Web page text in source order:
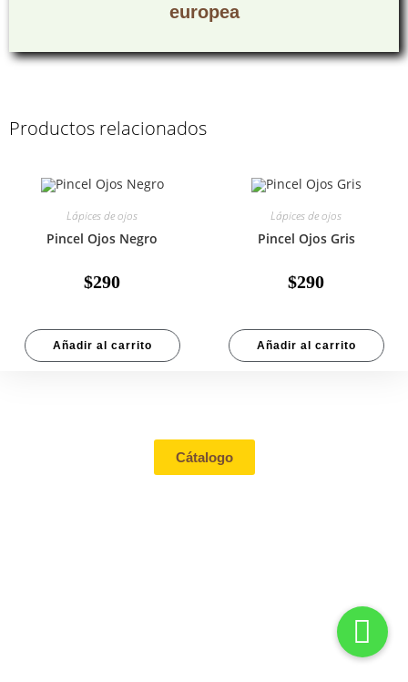
europea
Productos relacionados
Lápices de ojos
Pincel Ojos Negro
$290
Añadir al carrito
Lápices de ojos
Pincel Ojos Gris
$290
Añadir al carrito
Cátalogo
Términos &
Condiciones